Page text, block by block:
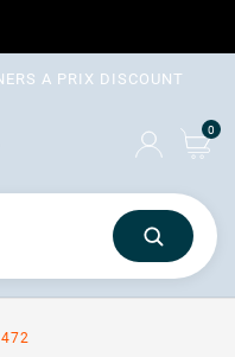
A PRIX DISCOUNT
0